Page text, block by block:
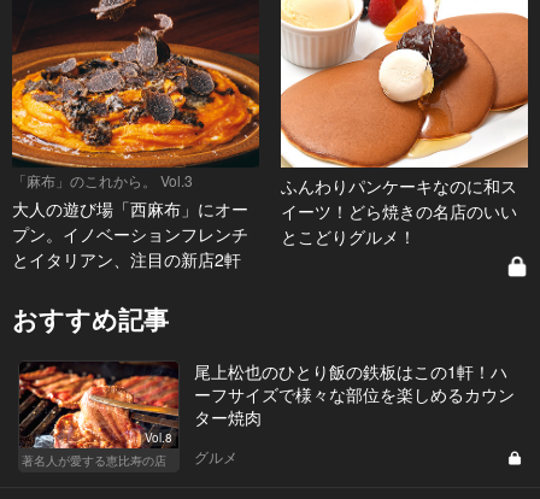
「麻布」のこれから。 Vol.3
大人の遊び場「西麻布」にオー
プン。イノベーションフレンチ
とイタリアン、注目の新店2軒
ふんわりパンケーキなのに和ス
イーツ！どら焼きの名店のいい
とこどりグルメ！
おすすめ記事
Vol.8
著名人が愛する恵比寿の店
尾上松也のひとり飯の鉄板はこの1軒！ハ
ーフサイズで様々な部位を楽しめるカウン
ター焼肉
グルメ